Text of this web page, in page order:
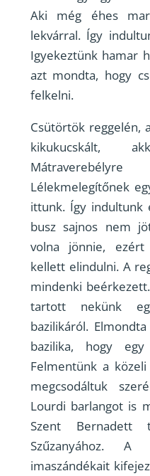
Aki még éhes
lekvárral. Így
Igyekeztünk hamar
azt mondta, hogy
felkelni.
Csütörtök reggelén,
kikukucskált,
Lélekmelegítőnek
ittunk. Így indultunk
busz sajnos nem
volna jönnie, ezért
kellett elindulni. A
mindenki
tartott nekünk
bazilikáról.
bazilika, hogy
Felmentünk a
megcsodáltuk
Lourdi barlangot is
Szent Bernadett
Szűzanyához. A
imaszándékait